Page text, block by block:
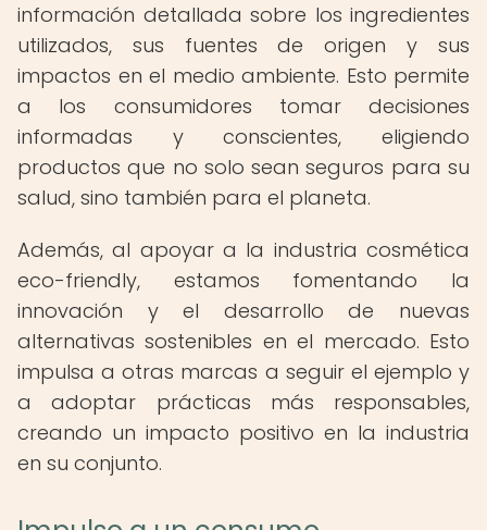
información detallada sobre los ingredientes
utilizados, sus fuentes de origen y sus
impactos en el medio ambiente. Esto permite
a los consumidores tomar decisiones
informadas y conscientes, eligiendo
productos que no solo sean seguros para su
salud, sino también para el planeta.
Además, al apoyar a la industria cosmética
eco-friendly, estamos fomentando la
innovación y el desarrollo de nuevas
alternativas sostenibles en el mercado. Esto
impulsa a otras marcas a seguir el ejemplo y
a adoptar prácticas más responsables,
creando un impacto positivo en la industria
en su conjunto.